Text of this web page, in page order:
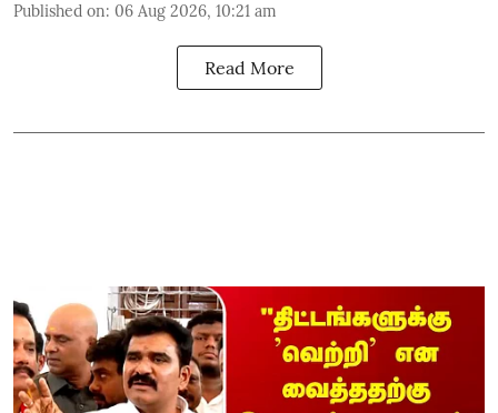
Published on: 06 Aug 2026, 10:21 am
Read More